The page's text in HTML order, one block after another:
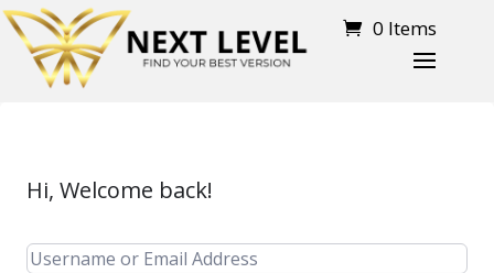
0 Items
Hi, Welcome back!